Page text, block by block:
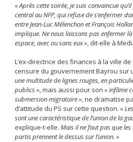
« Après cette soirée, je suis convaincue
central au NFP, qui refuse de s’enfermer
entre Jean-Luc Mélenchon et François
implique. Ne nous laissons pas enfermer
espace, avec ou sans eux », dit-elle à
L’ex-directrice des finances à la ville
censure du gouvernement Bayrou sur
une multitude de lignes rouges, en
publics », mais aussi pour son « infâme
submersion migratoire », ne dramatise
d’attitude du PS sur cette question. «
sont une caractéristique de l’union de la
explique-t-elle. Mais il ne faut pas que les
partis prennent le dessus sur l’union. »